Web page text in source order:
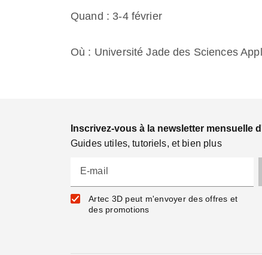
Quand : 3-4 février
Où : Université Jade des Sciences
Inscrivez-vous à la newsletter mensuelle
Guides utiles, tutoriels, et bien plus
E-mail
Artec 3D peut m'envoyer des offres et
des promotions